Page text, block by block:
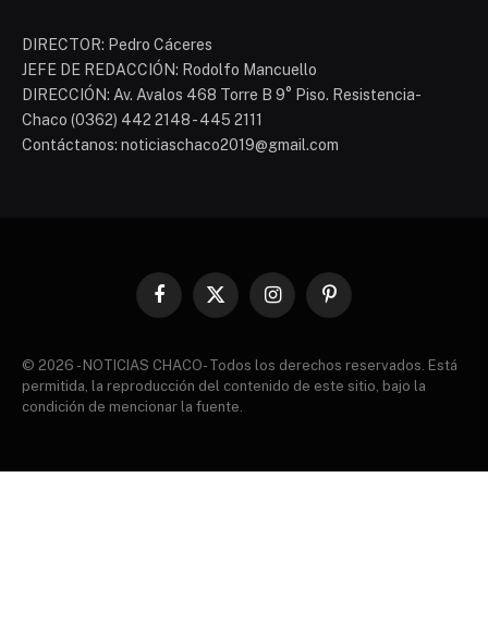
DIRECTOR: Pedro Cáceres
JEFE DE REDACCIÓN: Rodolfo Mancuello
DIRECCIÓN: Av. Avalos 468 Torre B 9° Piso. Resistencia-
Chaco (0362) 442 2148 - 445 2111
Contáctanos: noticiaschaco2019@gmail.com
Facebook
X
InstagramPinterest
© 2026 - NOTICIAS CHACO- Todos los derechos reservados. Está
permitida, la reproducción del contenido de este sitio, bajo la
condición de mencionar la fuente.